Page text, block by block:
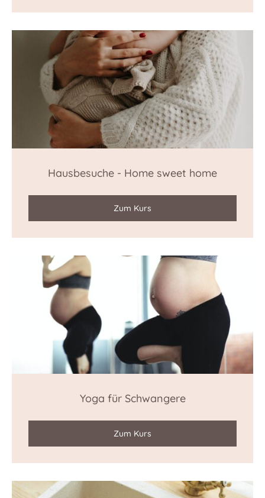
Hausbesuche - Home sweet home
Zum Kurs
Yoga für Schwangere
Zum Kurs